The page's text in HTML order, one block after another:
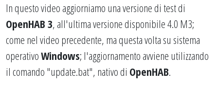
In questo video aggiorniamo una versione di test di
OpenHAB 3, all'ultima versione disponibile 4.0 M3;
come nel video precedente, ma questa volta su sistema
operativoWindows; l'aggiornamento avviene utilizzando
il comando "update.bat", nativo di OpenHAB.